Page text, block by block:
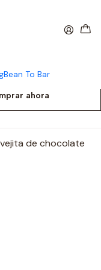
Bean To Bar
ahora
de chocolate